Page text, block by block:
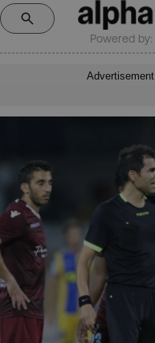
Powered by:
Advertisement